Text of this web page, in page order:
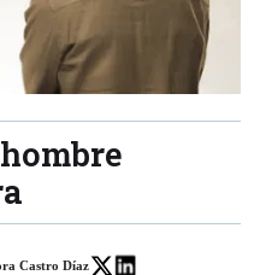
Castro Díaz